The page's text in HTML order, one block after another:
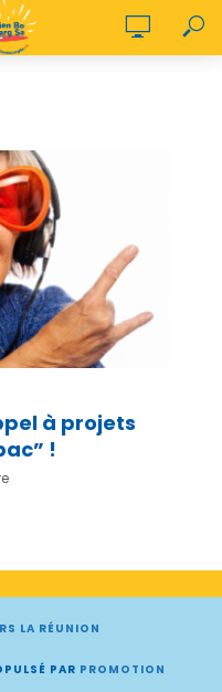
à projets
!
LA RÉUNION
PAR PROMOTION